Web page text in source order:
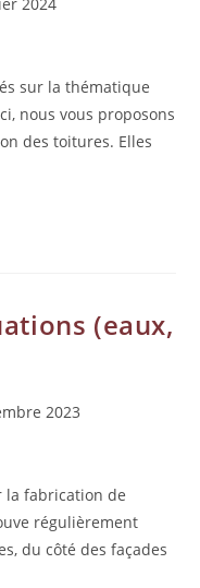
sur la thématique
nous vous proposons
des toitures. Elles
(eaux,
2023
la fabrication de
régulièrement
du côté des façades